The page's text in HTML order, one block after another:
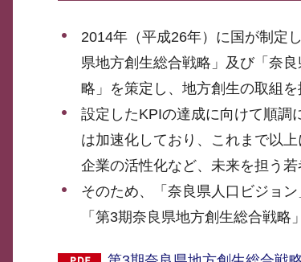
2014年（平成26年）に国が制定
県地方創生総合戦略」及び「奈
略」を策定し、地方創生の取組を
設定したKPIの達成に向けて順調
は加速化しており、これまで以
企業の活性化など、未来を担う
そのため、「奈良県人口ビジョ
「第3期奈良県地方創生総合戦